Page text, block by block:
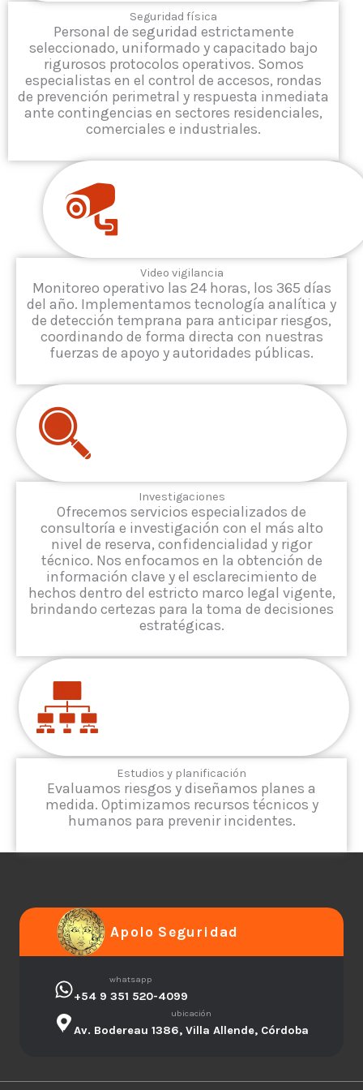
Seguridad física
Personal de seguridad estrictamente
seleccionado, uniformado y capacitado bajo
rigurosos protocolos operativos. Somos
especialistas en el control de accesos, rondas
de prevención perimetral y respuesta inmediata
ante contingencias en sectores residenciales,
comerciales e industriales.
Video vigilancia
Monitoreo operativo las 24 horas, los 365 días
del año. Implementamos tecnología analítica y
de detección temprana para anticipar riesgos,
coordinando de forma directa con nuestras
fuerzas de apoyo y autoridades públicas.
Investigaciones
Ofrecemos servicios especializados de
consultoría e investigación con el más alto
nivel de reserva, confidencialidad y rigor
técnico. Nos enfocamos en la obtención de
información clave y el esclarecimiento de
hechos dentro del estricto marco legal vigente,
brindando certezas para la toma de decisiones
estratégicas.
Estudios y planificación
Evaluamos riesgos y diseñamos planes a
medida. Optimizamos recursos técnicos y
humanos para prevenir incidentes.
Apolo Seguridad
whatsapp
+54 9 351 520-4099
ubicación
Av. Bodereau 1386, Villa Allende, Córdoba